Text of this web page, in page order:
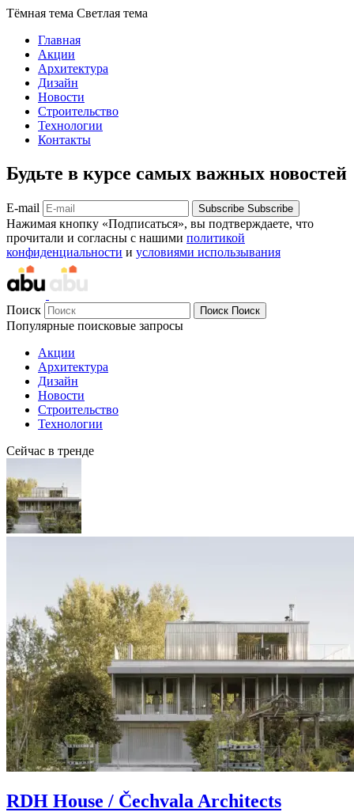
Тёмная тема Светлая тема
Главная
Акции
Архитектура
Дизайн
Новости
Строительство
Технологии
Контакты
Будьте в курсе самых важных новостей
E-mail Subscribe Subscribe
Нажимая кнопку «Подписаться», вы подтверждаете, что
прочитали и согласны с нашими политикой
конфиденциальности и условиями использывания
Поиск Поиск Поиск
Популярные поисковые запросы
Акции
Архитектура
Дизайн
Новости
Строительство
Технологии
Сейчас в тренде
RDH House / Čechvala Architects